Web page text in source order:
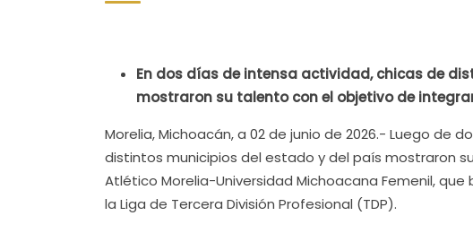
En dos días de intensa actividad, chicas de
mostraron su talento con el objetivo de
Morelia, Michoacán, a 02 de junio de 2026.- Luego de
distintos municipios del estado y del país mostraron
Atlético Morelia-Universidad Michoacana Femenil,
la Liga de Tercera División Profesional (TDP).